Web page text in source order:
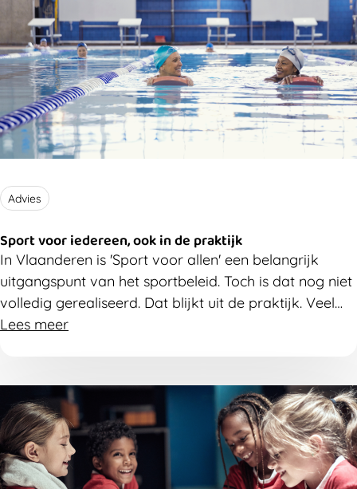
Advies
Sport voor iedereen, ook in de praktijk
In Vlaanderen is 'Sport voor allen' een belangrijk
uitgangspunt van het sportbeleid. Toch is dat nog niet
volledig gerealiseerd. Dat blijkt uit de praktijk. Veel
mensen vinden nog steeds niet de weg naar een
Lees meer